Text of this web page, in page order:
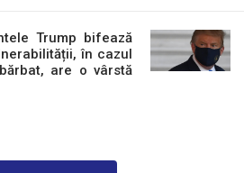
Trump bifează
în cazul
are o vârstă